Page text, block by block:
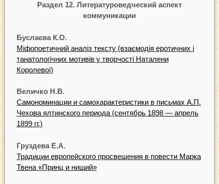
Раздел 12. Литературоведческий аспект
коммуникации
Буслаєва К.О.
Міфопоетичний аналіз тексту (взаємодія еротичних і
танатологічних мотивів у творчості Наталени
Королевої)
Величко Н.В.
Самономинации и самохарактеристики в письмах А.П.
Чехова ялтинского периода (сентябрь 1898 — апрель
1899 гг.)
Груздева Е.А.
Традиции европейского просвещения в повести Марка
Твена «Принц и нищий»